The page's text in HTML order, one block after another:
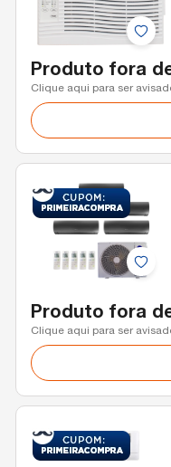
Produto fora
Clique aqui para ser
Produto fora
Clique aqui para ser